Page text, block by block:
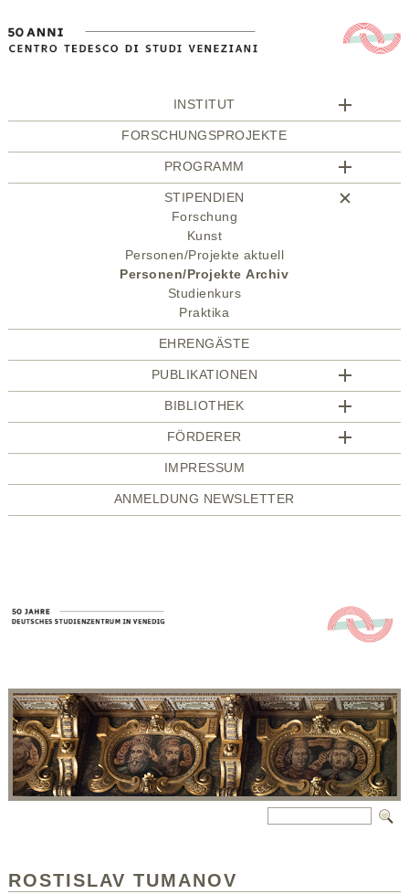
INSTITUT
FORSCHUNGSPROJEKTE
PROGRAMM
STIPENDIEN
Forschung
Kunst
Personen/Projekte aktuell
Personen/Projekte Archiv
Studienkurs
Praktika
EHRENGÄSTE
PUBLIKATIONEN
BIBLIOTHEK
FÖRDERER
IMPRESSUM
ANMELDUNG NEWSLETTER
ROSTISLAV TUMANOV